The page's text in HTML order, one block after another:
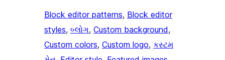
Block editor patterns, Block editor
styles, બ્લોગ, Custom background
Custom colors, Custom logo, કસ્ટમ